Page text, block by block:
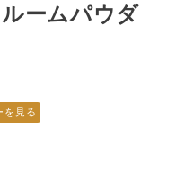
ームパウダ
を見る